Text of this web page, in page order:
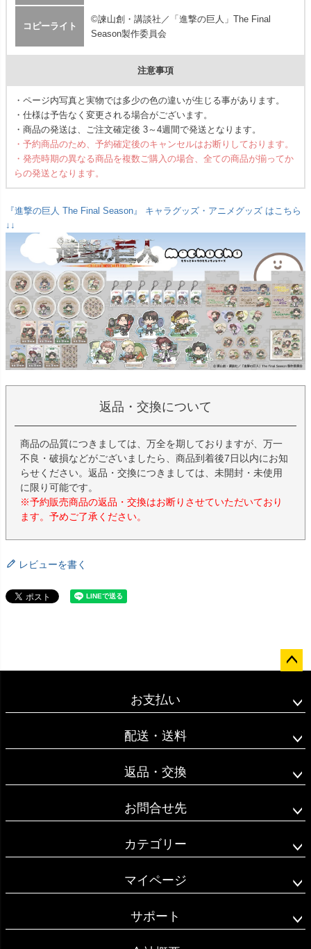
コピーライト
©諫山創・講談社／「進撃の巨人」The Final
Season製作委員会
注意事項
・ページ内写真と実物では多少の色の違いが生じる事があります。
・仕様は予告なく変更される場合がございます。
・商品の発送は、ご注文確定後 3～4週間で発送となります。
・予約商品のため、予約確定後のキャンセルはお断りしております。
・発売時期の異なる商品を複数ご購入の場合、全ての商品が揃ってか
らの発送となります。
『進撃の巨人 The Final Season』 キャラグッズ・アニメグッズ はこちら
↓↓
返品・交換について
商品の品質につきましては、万全を期しておりますが、万一
不良・破損などがございましたら、商品到着後7日以内にお知
らせください。返品・交換につきましては、未開封・未使用
に限り可能です。
※予約販売商品の返品・交換はお断りさせていただいており
ます。予めご了承ください。
レビューを書く
ップ
お支払い
配送・送料
返品・交換
お問合せ先
カテゴリー
マイページ
サポート